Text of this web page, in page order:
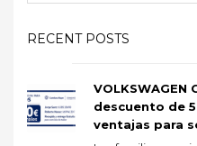
RECENT POSTS
descuento de
ventajas para